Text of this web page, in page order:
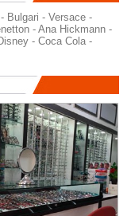
Bulgari - Versace -
- Ana Hickmann -
- Coca Cola -